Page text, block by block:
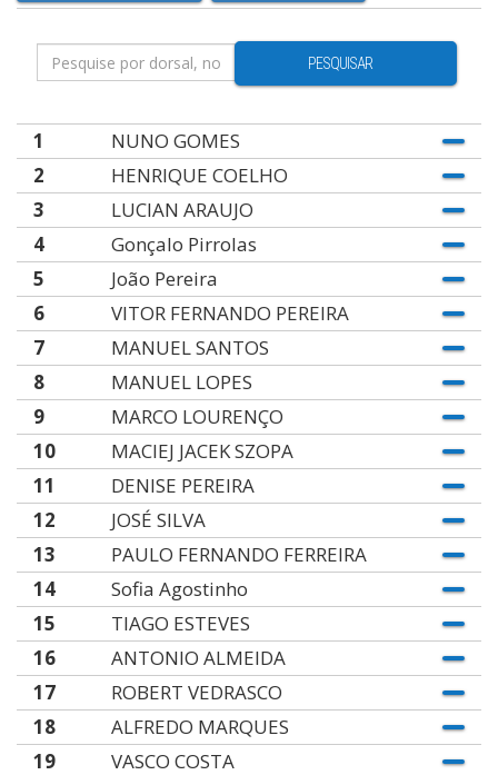
PESQUISAR
1
NUNO GOMES
2
HENRIQUE COELHO
3
LUCIAN ARAUJO
4
Gonçalo Pirrolas
5
João Pereira
6
VITOR FERNANDO PEREIRA
7
MANUEL SANTOS
8
MANUEL LOPES
9
MARCO LOURENÇO
10
MACIEJ JACEK SZOPA
11
DENISE PEREIRA
12
JOSÉ SILVA
13
PAULO FERNANDO FERREIRA
14
Sofia Agostinho
15
TIAGO ESTEVES
16
ANTONIO ALMEIDA
17
ROBERT VEDRASCO
18
ALFREDO MARQUES
19
VASCO COSTA